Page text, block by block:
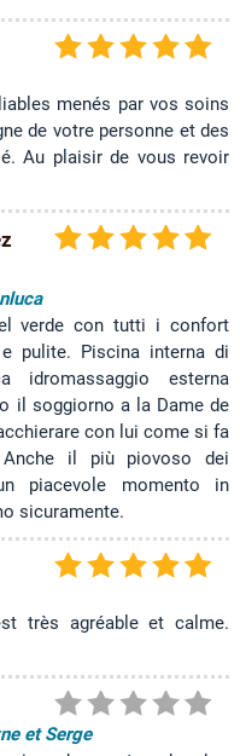
menés par vos soins
de votre personne et des
Au plaisir de vous revoir
verde con tutti i confort
pulite. Piscina interna di
idromassaggio esterna
il soggiorno a la Dame de
con lui come si fa
il più piovoso dei
piacevole momento in
sicuramente.
très agréable et calme.
et Serge